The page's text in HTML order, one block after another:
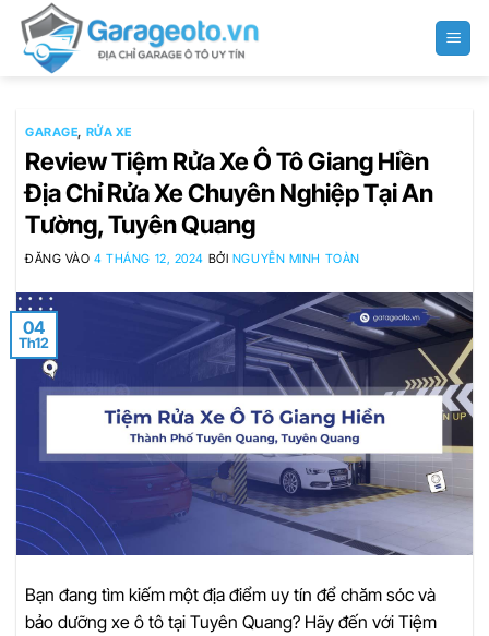
qua
GARAGE, RỬA XE
Review Tiệm Rửa Xe Ô Tô Giang Hiền
Địa Chỉ Rửa Xe Chuyên Nghiệp Tại An
Tường, Tuyên Quang
ĐĂNG VÀO4 THÁNG 12, 2024 BỞI NGUYỄN MINH TOÀN
04
Th12
Bạn đang tìm kiếm một địa điểm uy tín để chăm sóc và
bảo dưỡng xe ô tô tại Tuyên Quang? Hãy đến với Tiệm